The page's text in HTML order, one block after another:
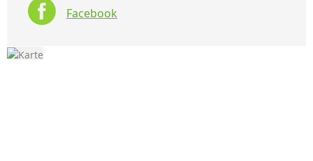
Facebook